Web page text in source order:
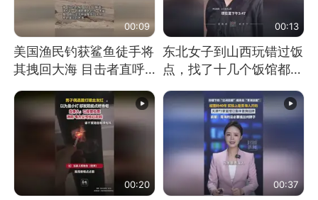
00:09
美国渔民钓获鲨鱼徒手将
其拽回大海 目击者直呼
消息）
00:13
东北女子到山西玩错过饭
点，找了十几个饭馆都没
00:20 00:37